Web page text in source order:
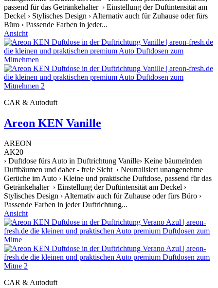
passend für das Getränkehalter › Einstellung der Duftintensität am
Deckel › Stylisches Design › Alternativ auch für Zuhause oder fürs
Büro › Passende Farben in jeder...
Ansicht
CAR & Autoduft
Areon KEN Vanille
AREON
AK20
› Duftdose fürs Auto in Duftrichtung Vanille› Keine bäumelnden
Duftbäumen und daher - freie Sicht › Neutralisiert unangenehme
Gerüche im Auto › Kleine und praktische Duftdose, passend für das
Getränkehalter › Einstellung der Duftintensität am Deckel ›
Stylisches Design › Alternativ auch für Zuhause oder fürs Büro ›
Passende Farben in jeder Duftrichtung...
Ansicht
CAR & Autoduft